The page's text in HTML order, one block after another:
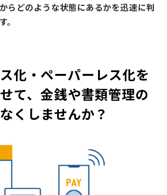
らどのような状態にあるかを迅速に判
。
化・ペーパーレス化を
て、金銭や書類管理の
くしませんか？